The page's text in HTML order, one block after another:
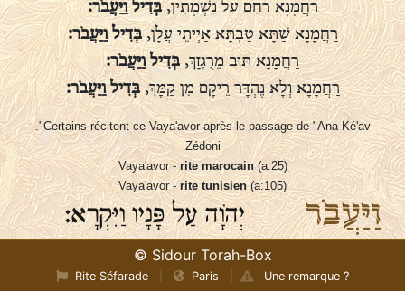
רַחֲמָנָא רַחֵם עַל נִשְׁמָתִין,בְּדִיל וַיַּעֲבֹר:
רַחֲמָנָא שַׁתָּא טַבְתָּא אַיְיתֵי עֲלָן,בְּדִיל וַיַּעֲבֹר:
רַחֲמָנָא תּוּב מֵרֻגְזָךְ,בְּדִיל וַיַּעֲבֹר:
רַחֲמָנָא וְלָא נֶהְדָּר רֵיקָם מִן קַמָּךְ,בְּדִיל וַיַּעֲבֹר:
."Certains récitent ce Vaya'avor après le passage de "Ana Ké'av
Zédoni
Vaya'avor -rite marocain(a:25)
Vaya'avor - rite tunisien(a:105)
וַיַּעֲבֹר יְהֹוָה עַל פָּנָיו וַיִּקְרָא:
Il faut faire attention à marquer un léger temps d'arrêt entre les deux
mots "Ado-naï"
© Sidour Torah-Box
Rite Séfarade Paris Une remarque ?